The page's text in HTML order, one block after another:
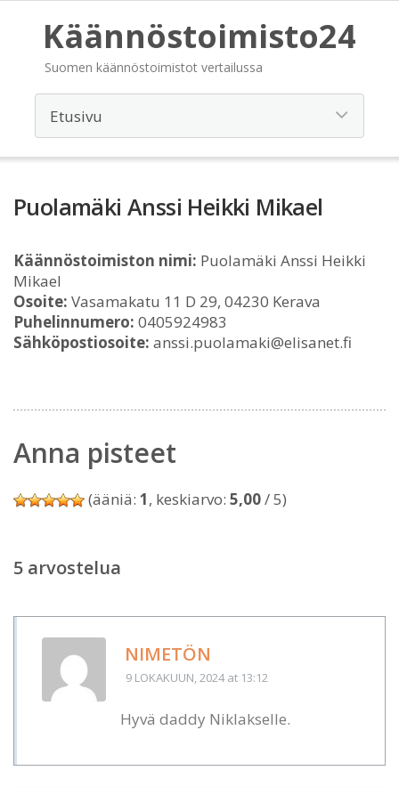
Käännöstoimisto24
Suomen käännöstoimistot vertailussa
Puolamäki Anssi Heikki Mikael
Käännöstoimiston nimi: Puolamäki Anssi Heikki
Mikael
Osoite: Vasamakatu 11 D 29, 04230 Kerava
Puhelinnumero: 0405924983
Sähköpostiosoite: anssi.puolamaki@elisanet.fi
Anna pisteet
(ääniä: 1, keskiarvo: 5,00/ 5)
5 arvostelua
NIMETÖN
9 LOKAKUUN, 2024at 13:12
Hyvä daddy Niklakselle.